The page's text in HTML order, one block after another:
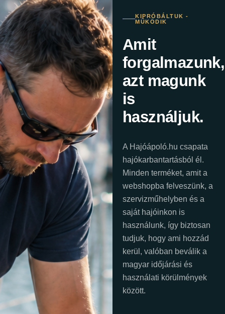
KIPRÓBÁLTUK -
MŰKÖDIK
Amit
forgalmazunk,
azt magunk
is
használjuk.
A Hajóápoló.hu csapata
hajókarbantartásból él.
Minden terméket, amit a
webshopba felveszünk, a
szervizműhelyben és a
saját hajóinkon is
használunk, így biztosan
tudjuk, hogy ami hozzád
kerül, valóban beválik a
magyar időjárási és
használati körülmények
között.